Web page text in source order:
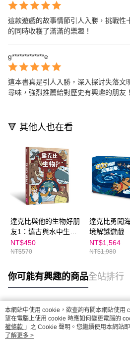
這款遊戲的故事情節引人入勝，挑戰性
的同時收穫了滿滿的樂趣！
g*************e
這本書真是引人入勝，深入探討失落文
尋味，強烈推薦給對歷史有興趣的朋友！
🔻 其他人也在看
達克比與他的生物好朋
友1：遠古與水中生物
篇｜跨時空的驚奇旅
程，發現眾多生物不為
NT$450
NT$570
達克比勇闖
境解謎遊戲
NT$1,564
NT$1,980
你可能有興趣的商品全站排行
熱門標籤
本網站中使用 cookie，欲查詢有關本網站使用
望在電腦上使用 cookie 時應如何變更電腦的
權條款 」之 Cookie 聲明。您繼續使用本網站
用條款之 Cookie 聲明使用 cookie。
了解更多 >